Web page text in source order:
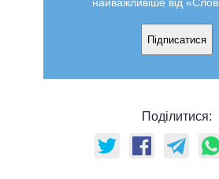
Підписатися
Поділитися: